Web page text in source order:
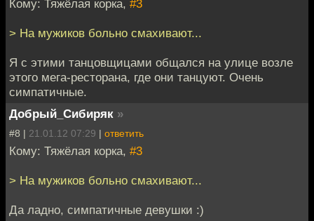
Кому: Тяжёлая корка, #3
> На мужиков больно смахивают...
Я с этими танцовщицами общался на улице возле
этого мега-ресторана, где они танцуют. Очень
симпатичные.
Добрый_Сибиряк »
#8 | 21.01.12 07:29 | ответить
Кому: Тяжёлая корка, #3
> На мужиков больно смахивают...
Да ладно, симпатичные девушки :)